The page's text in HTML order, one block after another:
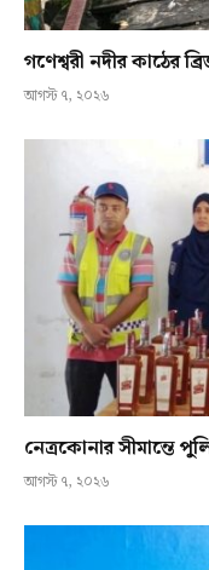
গণেশ্বরী নদীর কাঠের
আগস্ট ৭, ২০২৬
নেত্রকোনার
আগস্ট ৭, ২০২৬